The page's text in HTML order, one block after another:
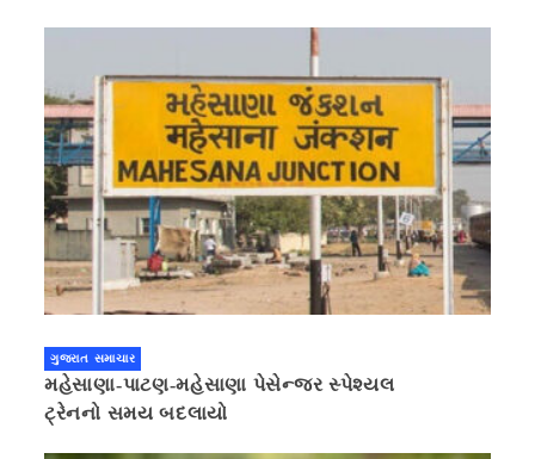
ગુજરાત સમાચાર
મહેસાણા-પાટણ-મહેસાણા પેસેન્જર સ્પેશ્યલ
ટ્રેનનો સમય બદલાયો